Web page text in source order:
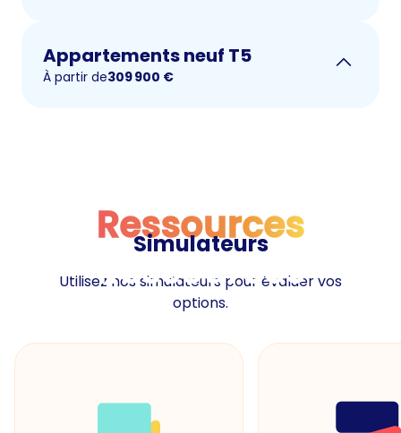
Appartements neuf T5
À partir de309 900 €
Ressources
Ressources
Simulateurs
Utilisez nos simulateurs pour évaluer vos
options.